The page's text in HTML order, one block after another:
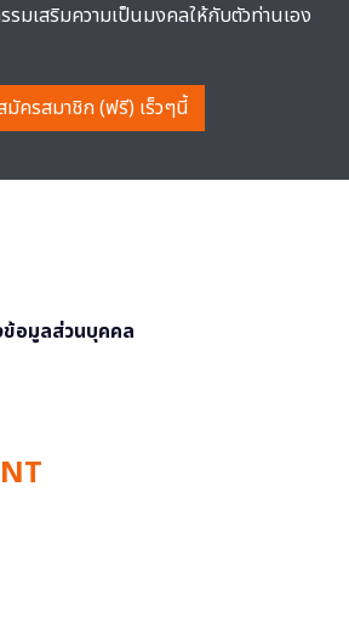
รมเสริมความเป็นมงคลให้กับตัวท่านเอง
มัครสมาชิก (ฟรี) เร็วๆนี้
ข้อมูลส่วนบุคคล